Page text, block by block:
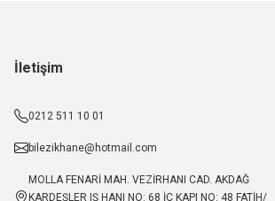
İletişim
0212 511 10 01
bilezikhane@hotmail.com
MOLLA FENARİ MAH. VEZİRHANI CAD. AKDAĞ
KARDEŞLER IŞ HANI NO: 68 İÇ KAPI NO: 48 FATİH/